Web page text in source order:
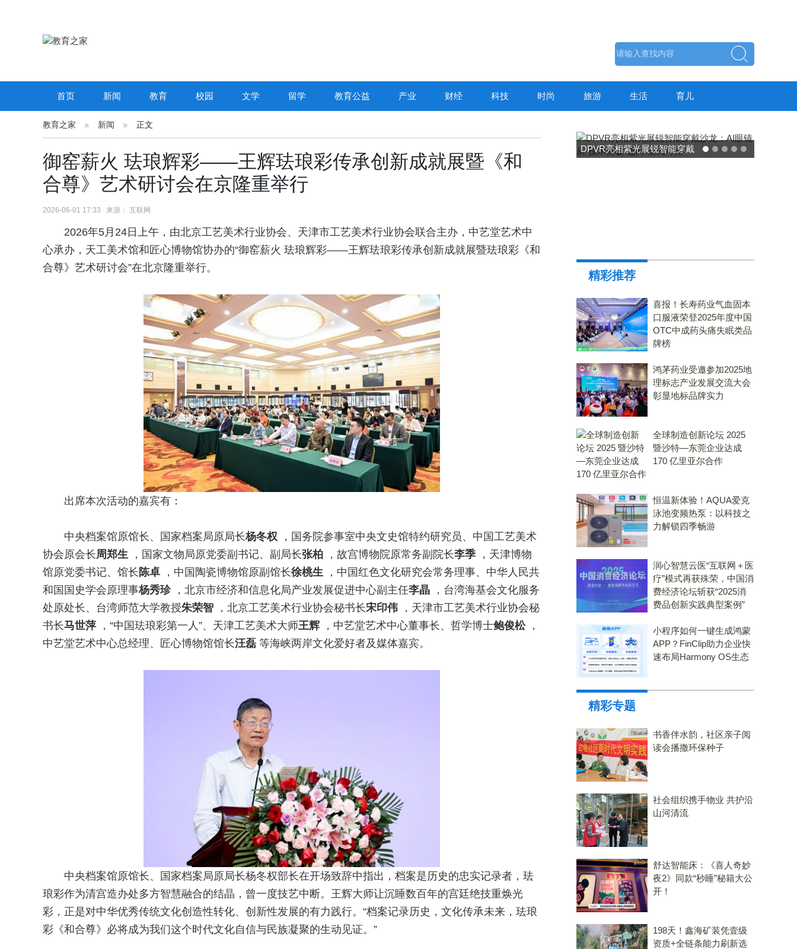
首页 新闻 教育 校园 文学 留学 教育公益 产业 财经 科技 时尚 旅游 生活 育儿
教育之家 新闻 正文
御窑薪火 珐琅辉彩——王辉珐琅彩传承创新成就展暨《和
合尊》艺术研讨会在京隆重举行
2026-06-01 17:33 来源： 互联网
2026年5月24日上午，由北京工艺美术行业协会、天津市工艺美术行业协会联合主办，中艺堂艺术中
心承办，天工美术馆和匠心博物馆协办的“御窑薪火 珐琅辉彩——王辉珐琅彩传承创新成就展暨珐琅彩《和
合尊》艺术研讨会”在北京隆重举行。
出席本次活动的嘉宾有：
中央档案馆原馆长、国家档案局原局长杨冬权 ，国务院参事室中央文史馆特约研究员、中国工艺美术
协会原会长周郑生 ，国家文物局原党委副书记、副局长张柏 ，故宫博物院原常务副院长李季 ，天津博物
馆原党委书记、馆长 陈卓 ，中国陶瓷博物馆原副馆长徐桃生 ，中国红色文化研究会常务理事、中华人民共
和国国史学会原理事杨秀珍，北京市经济和信息化局产业发展促进中心副主任李晶 ，台湾海基会文化服务
处原处长、台湾师范大学教授朱荣智 ，北京工艺美术行业协会秘书长宋印伟 ，天津市工艺美术行业协会秘
书长马世萍 ，“中国珐琅彩第一人”、天津工艺美术大师王辉 ，中艺堂艺术中心董事长、哲学博士鲍俊松，
中艺堂艺术中心总经理、匠心博物馆馆长汪磊 等海峡两岸文化爱好者及媒体嘉宾。
中央档案馆原馆长、国家档案局原局长杨冬权部长在开场致辞中指出，档案是历史的忠实记录者，珐
琅彩作为清宫造办处多方智慧融合的结晶，曾一度技艺中断。王辉大师让沉睡数百年的宫廷绝技重焕光
彩，正是对中华优秀传统文化创造性转化、创新性发展的有力践行。“档案记录历史，文化传承未来，珐琅
彩《和合尊》必将成为我们这个时代文化自信与民族凝聚的生动见证。”
DPVR亮相紫光展锐智能穿戴
精彩推荐
喜报！长寿药业气血固本
口服液荣登2025年度中国
OTC中成药头痛失眠类品
牌榜
鸿茅药业受邀参加2025地
理标志产业发展交流大会
彰显地标品牌实力
全球制造创新论坛 2025
暨沙特—东莞企业达成
170 亿里亚尔合作
恒温新体验！AQUA爱克
泳池变频热泵：以科技之
力解锁四季畅游
润心智慧云医“互联网＋医
疗”模式再获殊荣，中国消
费经济论坛斩获“2025消
费品创新实践典型案例”
小程序如何一键生成鸿蒙
APP？FinClip助力企业快
速布局Harmony OS生态
精彩专题
书香伴水韵，社区亲子阅
读会播撒环保种子
社会组织携手物业 共护沿
山河清流
舒达智能床：《喜人奇妙
夜2》同款“秒睡”秘籍大公
开！
198天！鑫海矿装凭壹级
资质+全链条能力刷新选